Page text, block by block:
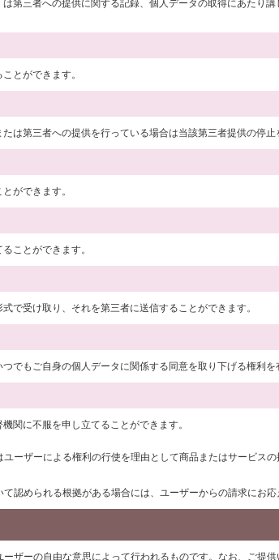
第三者への提供に関する記録、個人データの取得にあた
とができます。
は第三者への提供を行っている場合は当該第三者提供の停止
ができます。
ことができます。
で受け取り、それを第三者に送信することができます。
でもご自身の個人データに関係する同意を取り下げる権利を
機関に不服を申し立てることができます。
ーザーによる権利の行使を理由として商品またはサービ
認められる根拠がある場合には、ユーザーからの請求にお
ザーの自由な意思によって行われるものです。なお、ご提